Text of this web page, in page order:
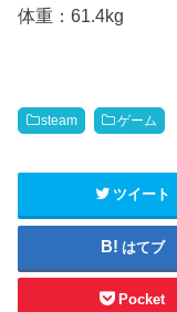
体重：61.4kg
steam ゲーム
ツイート
はてブ
Pocket